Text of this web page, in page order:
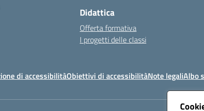
Didattica
Offerta formativa
I progetti delle classi
di accessibilitàObiettivi di accessibilitàNote legaliAlbo